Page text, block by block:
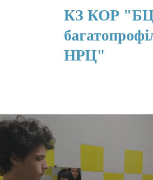
КЗ КОР
НРЦ"